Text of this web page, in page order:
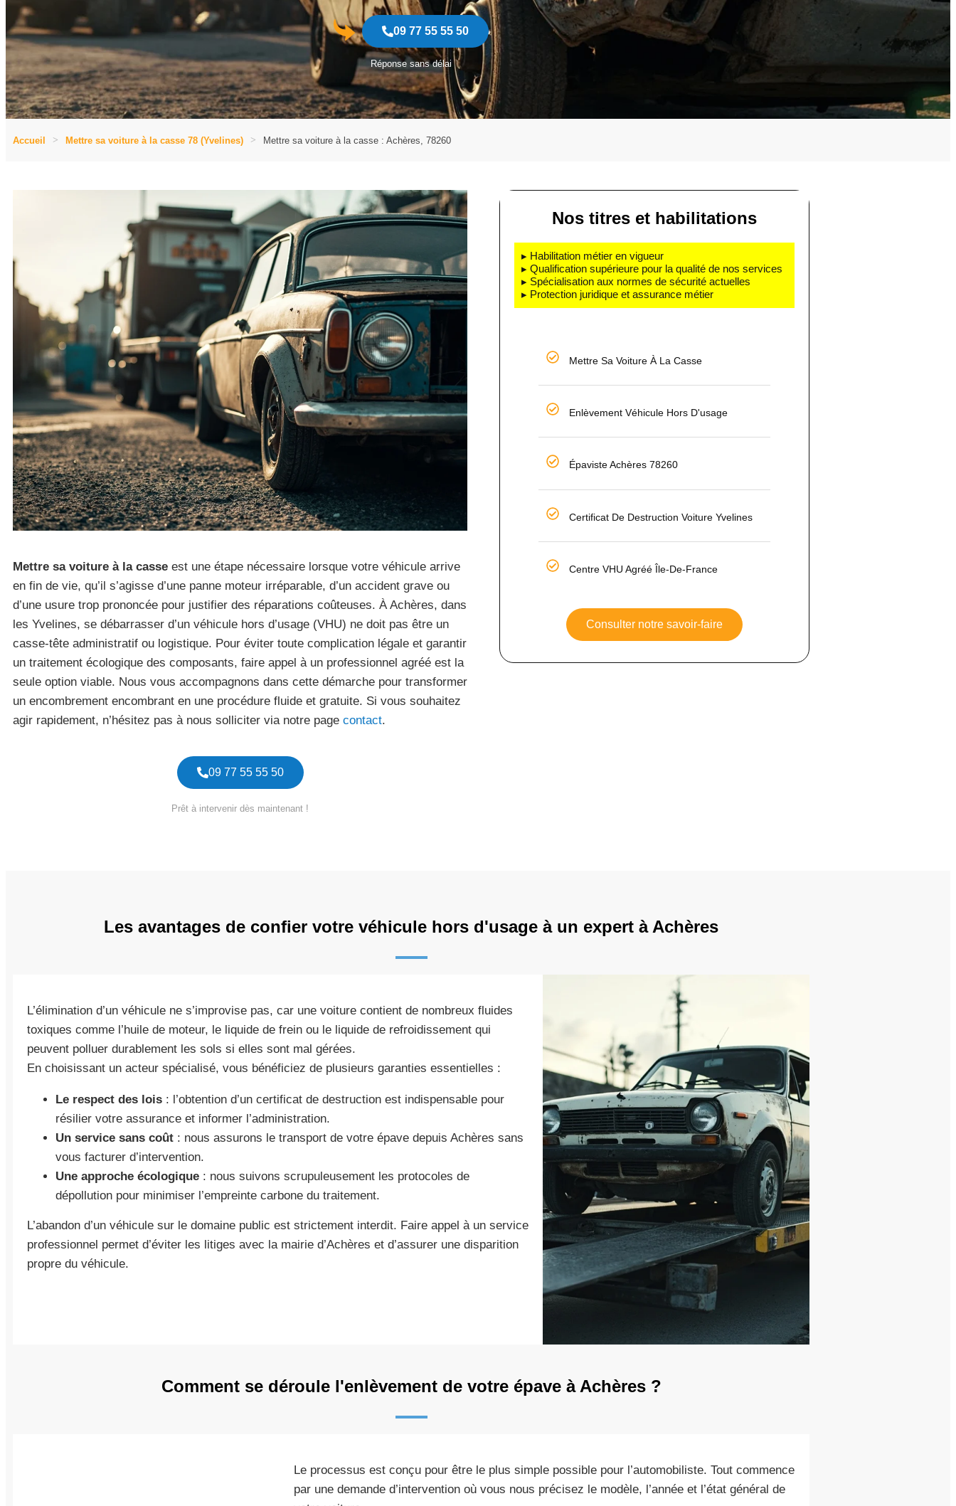
09 77 55 55 50
Réponse sans délai
Accueil Mettre sa voiture à la casse 78 (Yvelines) Mettre sa voiture à la casse : Achères, 78260
Mettre sa voiture à la casse est une étape nécessaire lorsque votre véhicule arrive
en fin de vie, qu’il s’agisse d’une panne moteur irréparable, d’un accident grave ou
d’une usure trop prononcée pour justifier des réparations coûteuses. À Achères, dans
les Yvelines, se débarrasser d’un véhicule hors d’usage (VHU) ne doit pas être un
casse-tête administratif ou logistique. Pour éviter toute complication légale et garantir
un traitement écologique des composants, faire appel à un professionnel agréé est la
seule option viable. Nous vous accompagnons dans cette démarche pour transformer
un encombrement encombrant en une procédure fluide et gratuite. Si vous souhaitez
agir rapidement, n’hésitez pas à nous solliciter via notre page contact.
09 77 55 55 50
Prêt à intervenir dès maintenant !
Nos titres et habilitations
▸ Habilitation métier en vigueur
▸ Qualification supérieure pour la qualité de nos services
▸ Spécialisation aux normes de sécurité actuelles
▸ Protection juridique et assurance métier
Mettre Sa Voiture À La Casse
Enlèvement Véhicule Hors D'usage
Épaviste Achères 78260
Certificat De Destruction Voiture Yvelines
Centre VHU Agréé Île-De-France
Consulter notre savoir-faire
Les avantages de confier votre véhicule hors d'usage à un expert à Achères
L’élimination d’un véhicule ne s’improvise pas, car une voiture contient de nombreux fluides
toxiques comme l’huile de moteur, le liquide de frein ou le liquide de refroidissement qui
peuvent polluer durablement les sols si elles sont mal gérées.
En choisissant un acteur spécialisé, vous bénéficiez de plusieurs garanties essentielles :
Le respect des lois : l’obtention d’un certificat de destruction est indispensable pour
résilier votre assurance et informer l’administration.
Un service sans coût : nous assurons le transport de votre épave depuis Achères sans
vous facturer d’intervention.
Une approche écologique : nous suivons scrupuleusement les protocoles de
dépollution pour minimiser l’empreinte carbone du traitement.
L’abandon d’un véhicule sur le domaine public est strictement interdit. Faire appel à un service
professionnel permet d’éviter les litiges avec la mairie d’Achères et d’assurer une disparition
propre du véhicule.
Comment se déroule l'enlèvement de votre épave à Achères ?
Le processus est conçu pour être le plus simple possible pour l’automobiliste. Tout commence
par une demande d’intervention où vous nous précisez le modèle, l’année et l’état général de